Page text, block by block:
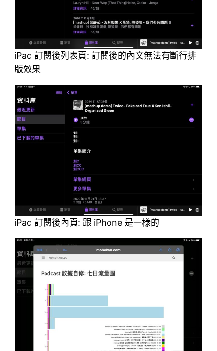
iPad 訂閱後列表頁: 訂閱後的內文無法有斷行排
版效果
iPad 訂閱後內頁: 跟 iPhone 是一樣的